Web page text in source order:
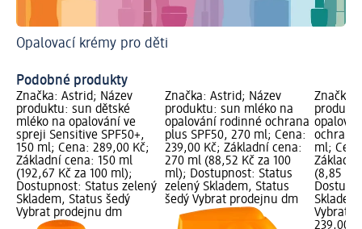
Opalovací krémy pro děti
Podobné produkty
Značka: Astrid; Název
produktu: sun dětské
mléko na opalování ve
spreji Sensitive SPF50+,
150 ml; Cena: 289,00 Kč;
Základní cena: 150 ml
(192,67 Kč za 100 ml);
Dostupnost: Status zelený
Skladem, Status šedý
Vybrat prodejnu dm
Značka: Astrid; Název
produktu: sun mléko na
opalování rodinné ochrana
plus SPF50, 270 ml; Cena:
239,00 Kč; Základní cena:
270 ml (88,52 Kč za 100
ml); Dostupnost: Status
zelený Skladem, Status
šedý Vybrat prodejnu dm
Značka:
ochrana
ml;
(8,85 Kč
Vybrat
239,00